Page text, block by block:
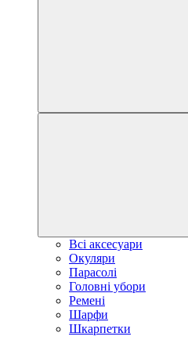
Всі аксесуари
Окуляри
Парасолі
Головні убори
Ремені
Шарфи
Шкарпетки